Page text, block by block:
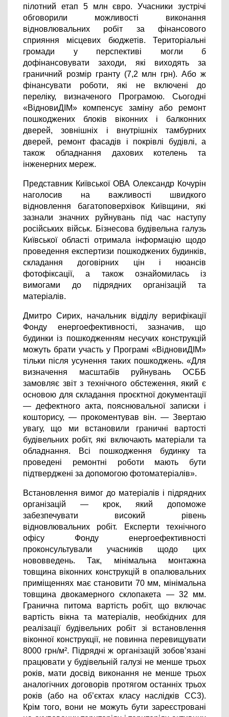
пілотний етап 5 млн євро. Учасники зустрічі
обговорили можливості виконання
відновлювальних робіт за фінансового
сприяння місцевих бюджетів. Територіальні
громади у перспективі могли б
дофінансовувати заходи, які виходять за
граничний розмір гранту (7,2 млн грн). Або ж
фінансувати роботи, які не включені до
переліку, визначеного Програмою. Сьогодні
«ВідновиДІМ» компенсує заміну або ремонт
пошкоджених блоків віконних і балконних
дверей, зовнішніх і внутрішніх тамбурних
дверей, ремонт фасадів і покрівлі будівлі, а
також обладнання дахових котелень та
інженерних мереж.
Представник Київської ОВА Олександр Кочурін
наголосив на важливості швидкого
відновлення багатоповерхівок Київщини, які
зазнали значних руйнувань під час наступу
російських військ. Бізнесова будівельна галузь
Київської області отримала інформацію щодо
проведення експертизи пошкоджених будинків,
складання договірних цін і нюансів
фотофіксації, а також ознайомилась із
вимогами до підрядних організацій та
матеріалів.
Дмитро Сирих, начальник відділу верифікації
Фонду енергоефективності, зазначив, що
будинки із пошкодженням несучих конструкцій
можуть брати участь у Програмі «ВідновиДІМ»
тільки після усунення таких пошкоджень. «Для
визначення масштабів руйнувань ОСББ
замовляє звіт з технічного обстеження, який є
основою для складання проєктної документації
— дефектного акта, пояснювальної записки і
кошторису, — прокоментував він. — Звертаю
увагу, що ми встановили граничні вартості
будівельних робіт, які включають матеріали та
обладнання. Всі пошкодження будинку та
проведені ремонтні роботи мають бути
підтверджені за допомогою фотоматеріалів».
Встановлення вимог до матеріалів і підрядних
організацій — крок, який допоможе
забезпечувати високий рівень
відновлювальних робіт. Експерти технічного
офісу Фонду енергоефективності
проконсультували учасників щодо цих
нововведень. Так, мінімальна монтажна
товщина віконних конструкцій в опалювальних
приміщеннях має становити 70 мм, мінімальна
товщина двокамерного склопакета — 32 мм.
Гранична питома вартість робіт, що включає
вартість вікна та матеріалів, необхідних для
реалізації будівельних робіт зі встановлення
віконної конструкції, не повинна перевищувати
8000 грн/м². Підрядні ж організацій зобов’язані
працювати у будівельній галузі не менше трьох
років, мати досвід виконання не менше трьох
аналогічних договорів протягом останніх трьох
років (або на об’єктах класу наслідків СС3).
Крім того, вони не можуть бути зареєстровані